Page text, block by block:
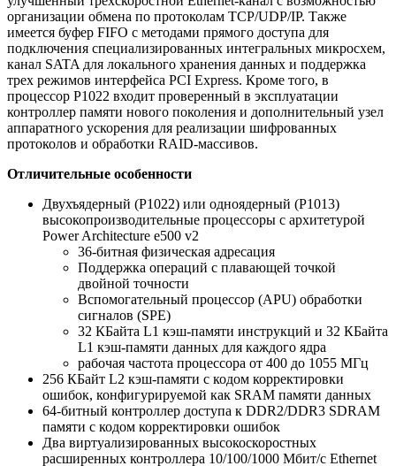
организации обмена по протоколам TCP/UDP/IP. Также
имеется буфер FIFO с методами прямого доступа для
подключения специализированных интегральных микросхем,
канал SATA для локального хранения данных и поддержка
трех режимов интерфейса PCI Express. Кроме того, в
процессор P1022 входит проверенный в эксплуатации
контроллер памяти нового поколения и дополнительный узел
аппаратного ускорения для реализации шифрованных
протоколов и обработки RAID-массивов.
Отличительные особенности
Двухъядерный (P1022) или одноядерный (P1013)
высокопроизводительные процессоры с архитетурой
Power Architecture e500 v2
36-битная физическая адресация
Поддержка операций с плавающей точкой
двойной точности
Вспомогательный процессор (APU) обработки
сигналов (SPE)
32 КБайта L1 кэш-памяти инструкций и 32 КБайта
L1 кэш-памяти данных для каждого ядра
рабочая частота процессора от 400 до 1055 МГц
256 КБайт L2 кэш-памяти с кодом корректировки
ошибок, конфигурируемой как SRAM памяти данных
64-битный контроллер доступа к DDR2/DDR3 SDRAM
памяти с кодом корректировки ошибок
Два виртуализированных высокоскоростных
расширенных контроллера 10/100/1000 Мбит/с Ethernet